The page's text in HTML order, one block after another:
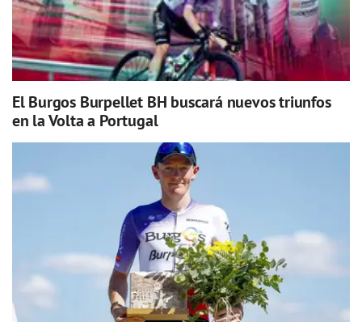
El Burgos Burpellet BH buscará nuevos triunfos
en la Volta a Portugal